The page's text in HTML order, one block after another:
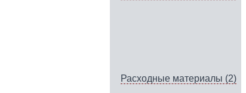
Расходные материалы (2)